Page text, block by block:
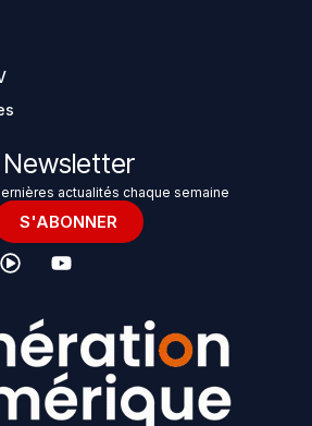
Newsletter
actualités chaque semaine
S'ABONNER